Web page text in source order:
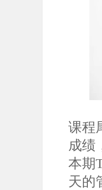
课程
成绩
本期
天的